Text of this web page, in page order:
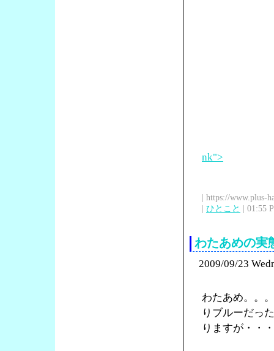
nk">
| https://www.plus-
| ひとこと | 01:55
わたあめの実
2009/09/23
わたあめ。。
りブルーだっ
りますが・・・